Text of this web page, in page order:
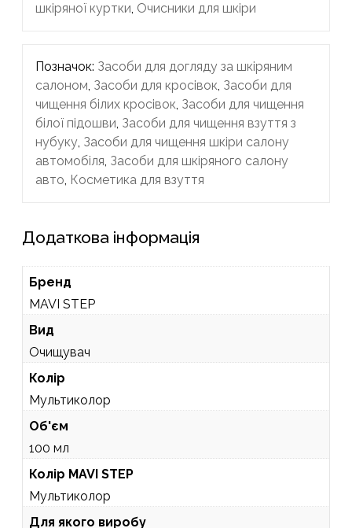
шкіряної куртки, Очисники для шкіри
Позначок: Засоби для догляду за шкіряним
салоном, Засоби для кросівок, Засоби для
чищення білих кросівок, Засоби для чищення
білої підошви, Засоби для чищення взуття з
нубуку, Засоби для чищення шкіри салону
автомобіля, Засоби для шкіряного салону
авто, Косметика для взуття
Додаткова інформація
Бренд
MAVI STEP
Вид
Очищувач
Колір
Мультиколор
Об'єм
100 мл
Колір MAVI STEP
Мультиколор
Для якого виробу